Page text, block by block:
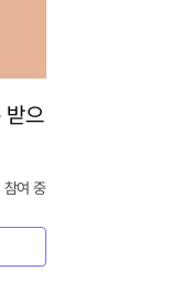
받으
참여 중